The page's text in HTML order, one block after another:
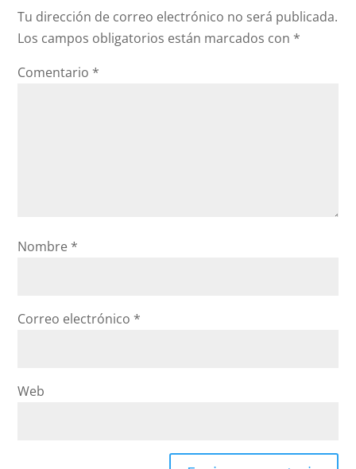
Tu dirección de correo electrónico no será publicada.
Los campos obligatorios están marcados con *
Comentario *
Nombre *
Correo electrónico *
Web